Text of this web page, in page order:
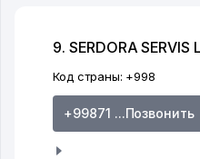
9. SERDORA
Код страны: +998
+99871 ...Позвонить